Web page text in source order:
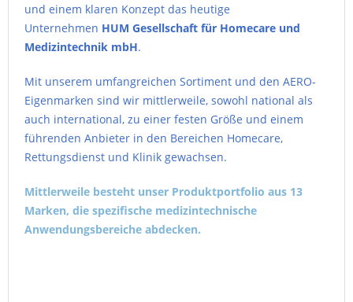
und einem klaren Konzept das heutige
Unternehmen HUM Gesellschaft für Homecare und
Medizintechnik mbH.
Mit unserem umfangreichen Sortiment und den AERO-
Eigenmarken sind wir mittlerweile, sowohl national als
auch international, zu einer festen Größe und einem
führenden Anbieter in den Bereichen Homecare,
Rettungsdienst und Klinik gewachsen.
Mittlerweile besteht unser Produktportfolio aus 13
Marken, die spezifische medizintechnische
Anwendungsbereiche abdecken.